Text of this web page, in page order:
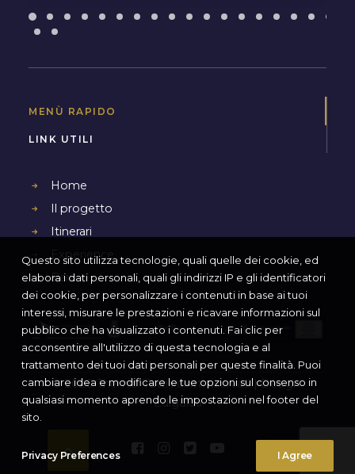
MENÙ RAPIDO
LINK UTILI
Home
Il progetto
Itinerari
Experience
Bari
© 2020 Themis. Tutti i diritti riservati | Design:
Ediguida
Questo sito utilizza tecnologie, quali quelle dei cookie, ed
elabora i dati personali, quali gli indirizzi IP e gli identificatori
dei cookie, per personalizzare i contenuti in base ai tuoi
interessi, misurare le prestazioni e ricavare informazioni sul
pubblico che ha visualizzato i contenuti. Fai clic per
acconsentire all'utilizzo di questa tecnologia e al
trattamento dei tuoi dati personali per queste finalità. Puoi
cambiare idea e modificare le tue opzioni sul consenso in
qualsiasi momento aprendo le impostazioni nel footer del
sito.
Privacy Preferences I Agree